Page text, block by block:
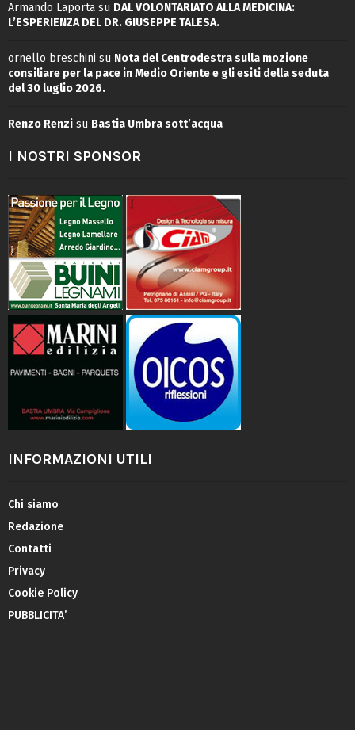
Armando Laporta su DAL VOLONTARIATO ALLA MEDICINA:
L’ESPERIENZA DEL DR. GIUSEPPE TALESA.
ornello breschini su Nota del Centrodestra sulla mozione
consiliare per la pace in Medio Oriente e gli esiti della seduta
del 30 luglio 2026.
Renzo Renzi su Bastia Umbra sott’acqua
I NOSTRI SPONSOR
INFORMAZIONI UTILI
Chi siamo
Redazione
Contatti
Privacy
Cookie Policy
PUBBLICITA’